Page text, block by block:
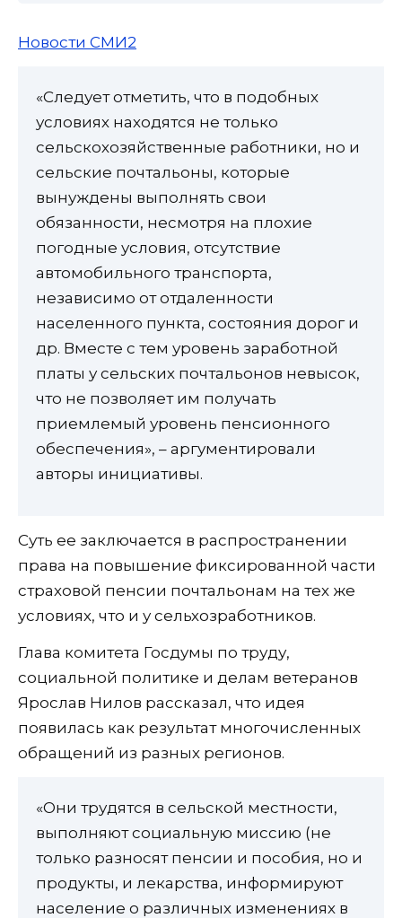
Новости СМИ2
«Следует отметить, что в подобных
условиях находятся не только
сельскохозяйственные работники, но и
сельские почтальоны, которые
вынуждены выполнять свои
обязанности, несмотря на плохие
погодные условия, отсутствие
автомобильного транспорта,
независимо от отдаленности
населенного пункта, состояния дорог и
др. Вместе с тем уровень заработной
платы у сельских почтальонов невысок,
что не позволяет им получать
приемлемый уровень пенсионного
обеспечения», – аргументировали
авторы инициативы.
Суть ее заключается в распространении
права на повышение фиксированной части
страховой пенсии почтальонам на тех же
условиях, что и у сельхозработников.
Глава комитета Госдумы по труду,
социальной политике и делам ветеранов
Ярослав Нилов рассказал, что идея
появилась как результат многочисленных
обращений из разных регионов.
«Они трудятся в сельской местности,
выполняют социальную миссию (не
только разносят пенсии и пособия, но и
продукты, и лекарства, информируют
население о различных изменениях в